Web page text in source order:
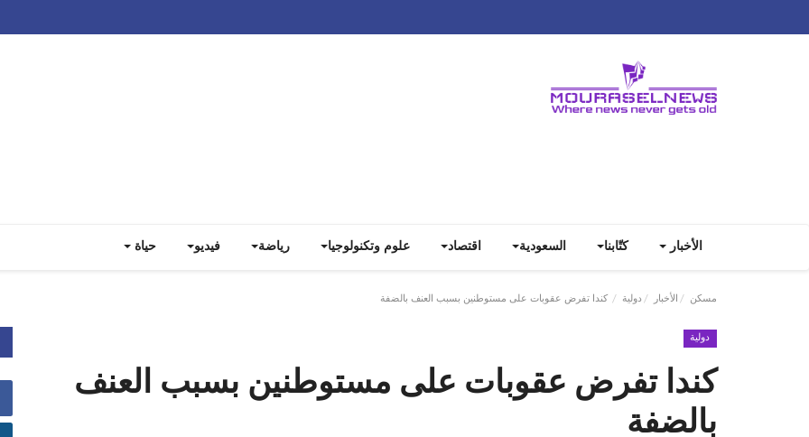
الأخبار كتّابنا السعودية اقتصاد علوم وتكنولوجيا رياضة فيديو حياة
مسكن الأخبار دولية كندا تفرض عقوبات على مستوطنين بسبب العنف بالضفة
دولية
كندا تفرض عقوبات على مستوطنين بسبب العنف
بالضفة